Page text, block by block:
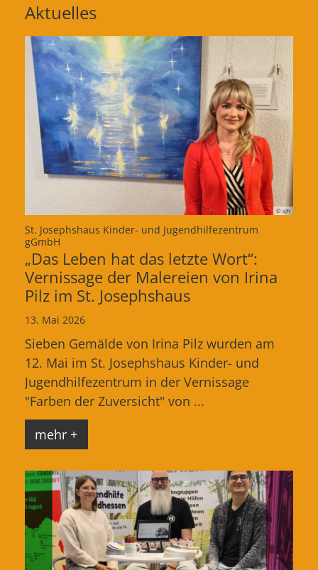
Aktuelles
© sjh
St. Josephshaus Kinder- und Jugendhilfezentrum
gGmbH
„Das Leben hat das letzte Wort“:
Vernissage der Malereien von Irina
Pilz im St. Josephshaus
13. Mai 2026
Sieben Gemälde von Irina Pilz wurden am
12. Mai im St. Josephshaus Kinder- und
Jugendhilfezentrum in der Vernissage
"Farben der Zuversicht" von ...
mehr +